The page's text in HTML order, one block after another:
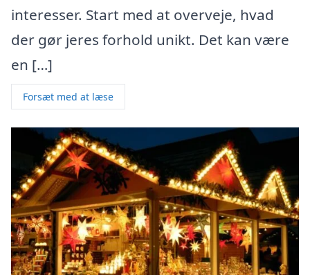
interesser. Start med at overveje, hvad
der gør jeres forhold unikt. Det kan være
en […]
Forsæt med at læse